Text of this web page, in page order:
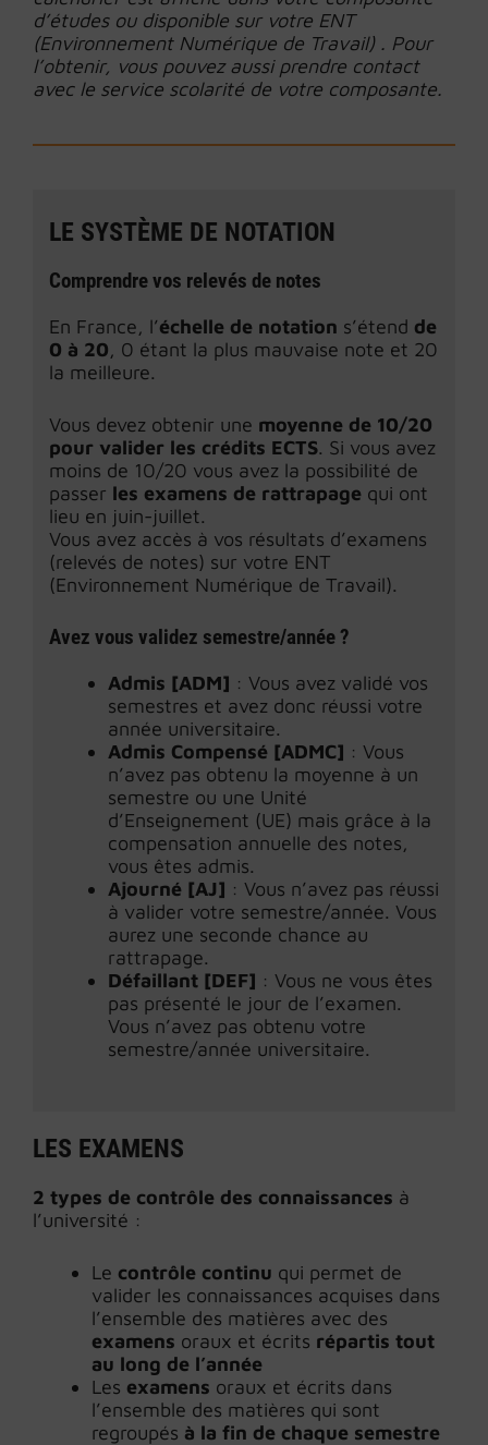
d’études ou disponible sur votre ENT
(Environnement Numérique de Travail) . Pour
l’obtenir, vous pouvez aussi prendre contact
avec le service scolarité de votre composante.
LE SYSTÈME DE NOTATION
Comprendre vos relevés de notes
En France, l’échelle de notation s’étend de
0 à 20, 0 étant la plus mauvaise note et 20
la meilleure.
Vous devez obtenir une moyenne de 10/20
pour valider les crédits ECTS. Si vous avez
moins de 10/20 vous avez la possibilité de
passer les examens de rattrapage qui ont
lieu en juin-juillet.
Vous avez accès à vos résultats d’examens
(relevés de notes) sur votre ENT
(Environnement Numérique de Travail).
Avez vous validez semestre/année ?
Admis [ADM] : Vous avez validé vos
semestres et avez donc réussi votre
année universitaire.
Admis Compensé [ADMC] : Vous
n’avez pas obtenu la moyenne à un
semestre ou une Unité
d’Enseignement (UE) mais grâce à la
compensation annuelle des notes,
vous êtes admis.
Ajourné [AJ] : Vous n’avez pas réussi
à valider votre semestre/année. Vous
aurez une seconde chance au
rattrapage.
Défaillant [DEF] : Vous ne vous êtes
pas présenté le jour de l’examen.
Vous n’avez pas obtenu votre
semestre/année universitaire.
LES EXAMENS
2 types de contrôle des connaissances à
l’université :
Le contrôle continu qui permet de
valider les connaissances acquises dans
l’ensemble des matières avec des
examens oraux et écrits répartis tout
au long de l’année
Les examens oraux et écrits dans
l’ensemble des matières qui sont
regroupés à la fin de chaque semestre